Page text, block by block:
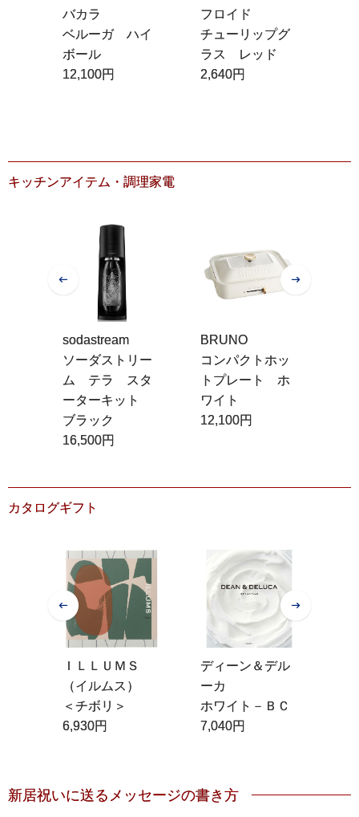
バカラ
ベルーガ ハイ
ボール
12,100円
フロイド
チューリップグ
ラス レッド
2,640円
キッチンアイテム・調理家電
sodastream
ソーダストリー
ム テラ スタ
ーターキット
ブラック
16,500円
BRUNO
コンパクトホッ
トプレート ホ
ワイト
12,100円
カタログギフト
ＩＬＬＵＭＳ
（イルムス）
＜チボリ＞
6,930円
ディーン＆デル
ーカ
ホワイト－ＢＣ
7,040円
新居祝いに送るメッセージの書き方